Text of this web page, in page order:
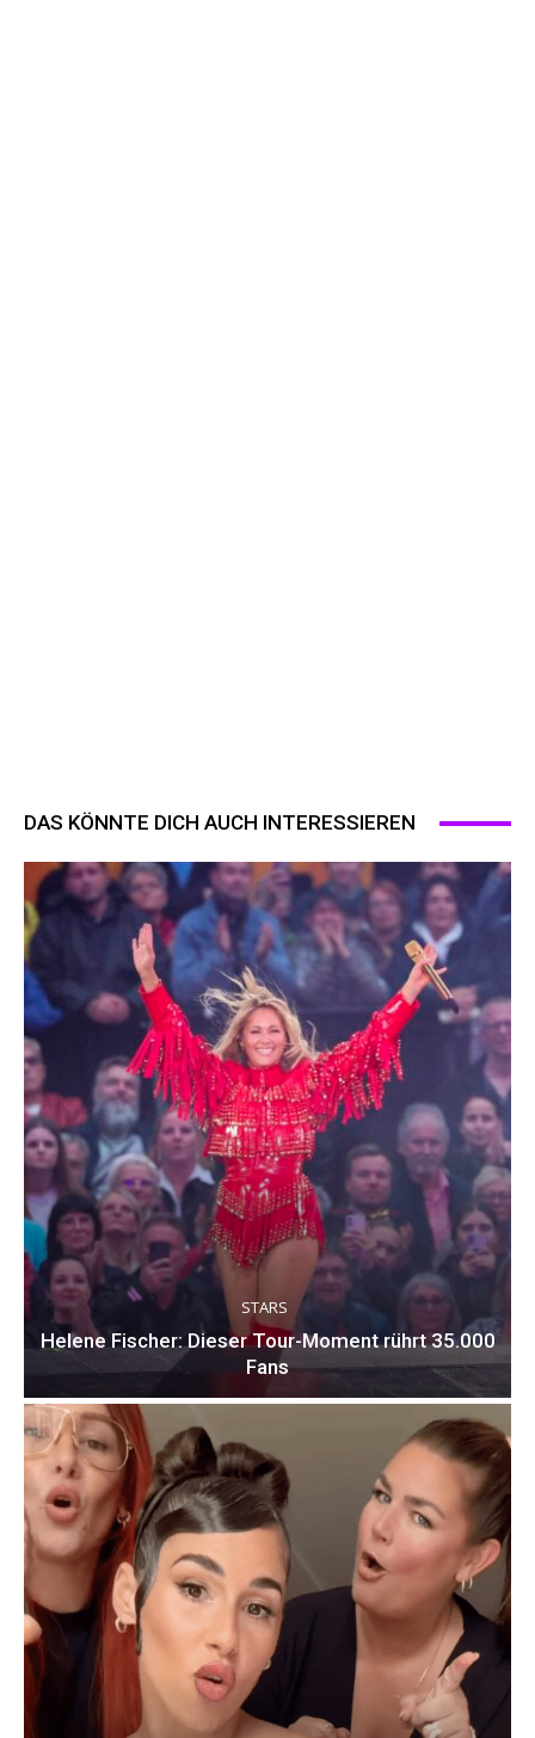
DAS KÖNNTE DICH AUCH INTERESSIEREN
STARS
Helene Fischer: Dieser Tour-Moment rührt 35.000
Fans